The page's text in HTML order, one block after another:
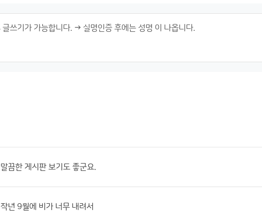
말끔한 게시판 보기도 좋군요.
작년 9월에 비가 너무 내려서